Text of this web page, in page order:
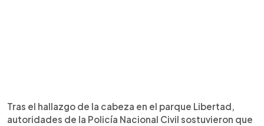
Tras el hallazgo de la cabeza en el parque Libertad,
autoridades de la Policía Nacional Civil sostuvieron que